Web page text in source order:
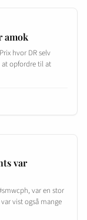
amok
hvor DR selv
at opfordre til at
var
var en stor
vist også mange